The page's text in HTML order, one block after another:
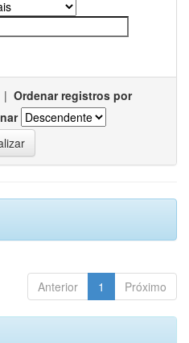
| Ordenar registros por
Anterior 1 Próximo